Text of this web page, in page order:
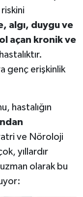
algı, duygu ve
açan kronik ve
genç erişkinlik
hastalığın
ve Nöroloji
yıllardır
olarak bu